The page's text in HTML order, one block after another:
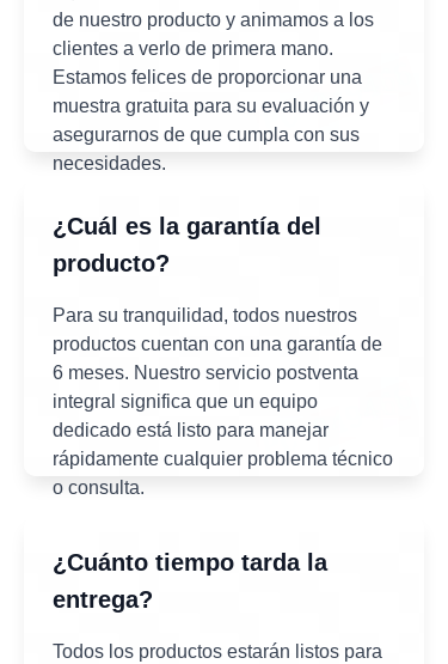
de nuestro producto y animamos a los
clientes a verlo de primera mano.
Estamos felices de proporcionar una
muestra gratuita para su evaluación y
asegurarnos de que cumpla con sus
necesidades.
Para su tranquilidad, todos nuestros
productos cuentan con una garantía de
6 meses. Nuestro servicio postventa
integral significa que un equipo
dedicado está listo para manejar
rápidamente cualquier problema técnico
o consulta.
¿Cuál es la garantía del
producto?
Todos los productos estarán listos para
¿Cuánto tiempo tarda la
entrega?